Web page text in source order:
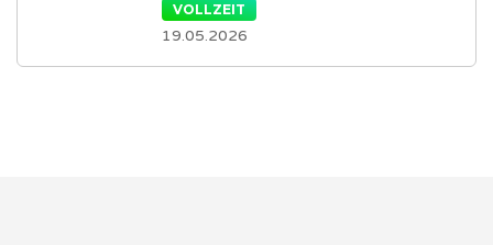
VOLLZEIT
19.05.2026